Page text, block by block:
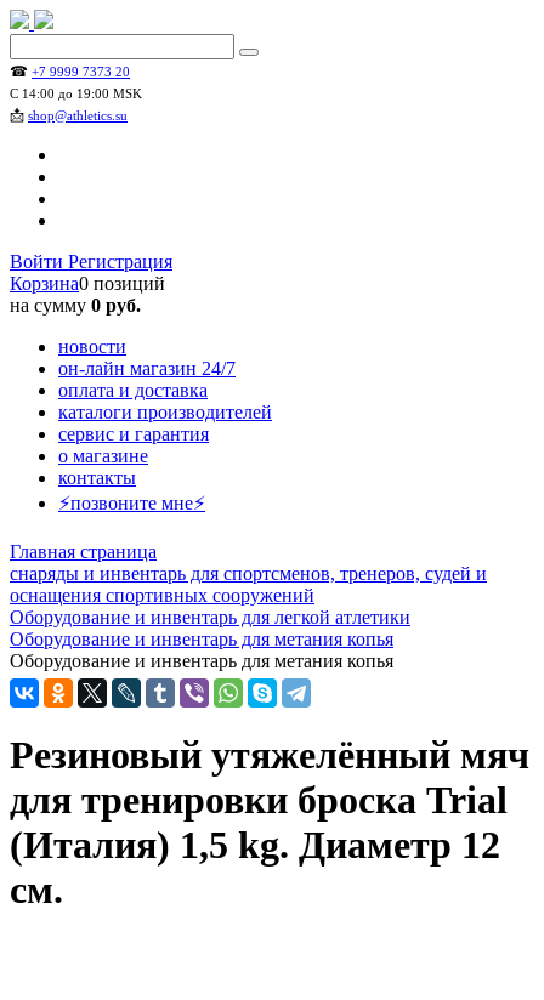
☎ +7 9999 7373 20
С 14:00 до 19:00 MSK
📩 shop@athletics.su
Войти Регистрация
Корзина0 позиций
на сумму 0 руб.
новости
он-лайн магазин 24/7
оплата и доставка
каталоги производителей
сервис и гарантия
о магазине
контакты
⚡позвоните мне⚡
Главная страница
снаряды и инвентарь для спортсменов, тренеров, судей и
оснащения спортивных сооружений
Оборудование и инвентарь для легкой атлетики
Оборудование и инвентарь для метания копья
Оборудование и инвентарь для метания копья
Резиновый утяжелённый мяч
для тренировки броска Trial
(Италия) 1,5 kg. Диаметр 12
см.